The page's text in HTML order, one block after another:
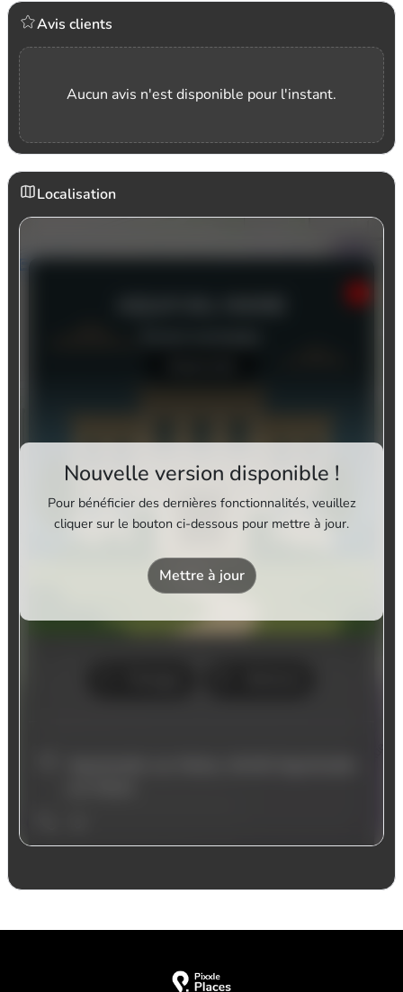
Avis clients
Aucun avis n'est disponible pour l'instant.
Localisation